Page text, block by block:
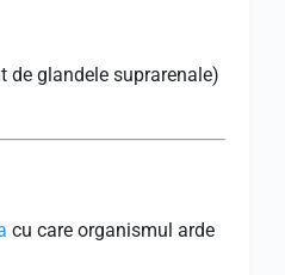
de glandele suprarenale)
cu care organismul arde